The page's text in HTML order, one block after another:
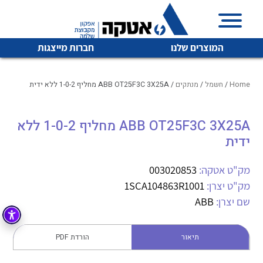
המוצרים שלנו חברות מייצגות
איכות | שרות | זמינות
אטקה בע”מ היא החברה הגדולה והמובילה בישראל בשיווק
מיתוג, בקרה , ואינסטלציה חשמלית ופעילה ב7 תחומים:
חשמל מיתוג ואינסטלציה חשמלית
בקרה
לכל מוצרי היצרן
לכל מוצרי היצרן לכל מוצרי היצרן
Home
/ חשמל / מנתקים / ABB OT25F3C 3X25A מחליף 1-0-2 ללא ידית
ABB OT25F3C 3X25A מחליף 1-0-2 ללא
ידית
מק"ט אטקה: 003020853
מק"ט יצרן: 1SCA104863R1001
שם יצרן: ABB
תיאור הורדת PDF